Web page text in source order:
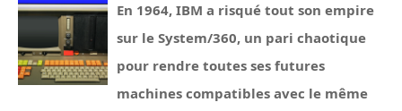
En 1964, IBM a risqué tout son empire
sur le System/360, un pari chaotique
pour rendre toutes ses futures
machines compatibles avec le même